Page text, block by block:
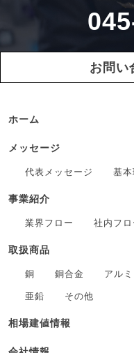
お問い
ホーム
メッセージ
代表メッセージ 基本
事業紹介
業界フロー 社内フ
取扱商品
銅 銅合金 アルミ
亜鉛 その他
相場建値情報